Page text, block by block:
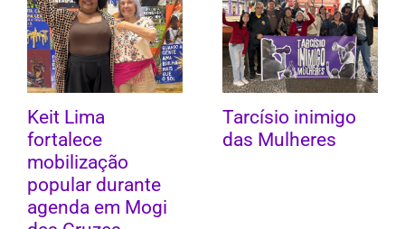
Keit Lima
fortalece
mobilização
popular durante
agenda em Mogi
Tarcísio inimigo
das Mulheres